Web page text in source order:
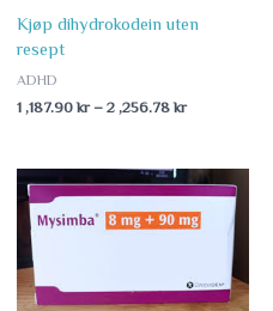
Kjøp dihydrokodein uten
resept
ADHD
1 ,187.90kr – 2 ,256.78kr
Price
range:
1
,090.44 kr
through
3
,124.77 kr